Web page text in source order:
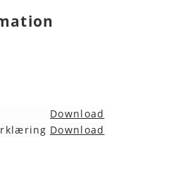
Download
Download